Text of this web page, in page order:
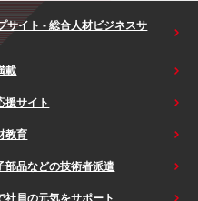
サイト - 総合人材ビジネスサ
載
援サイト
教育
部品などの技術者派遣
社員の元気をサポート